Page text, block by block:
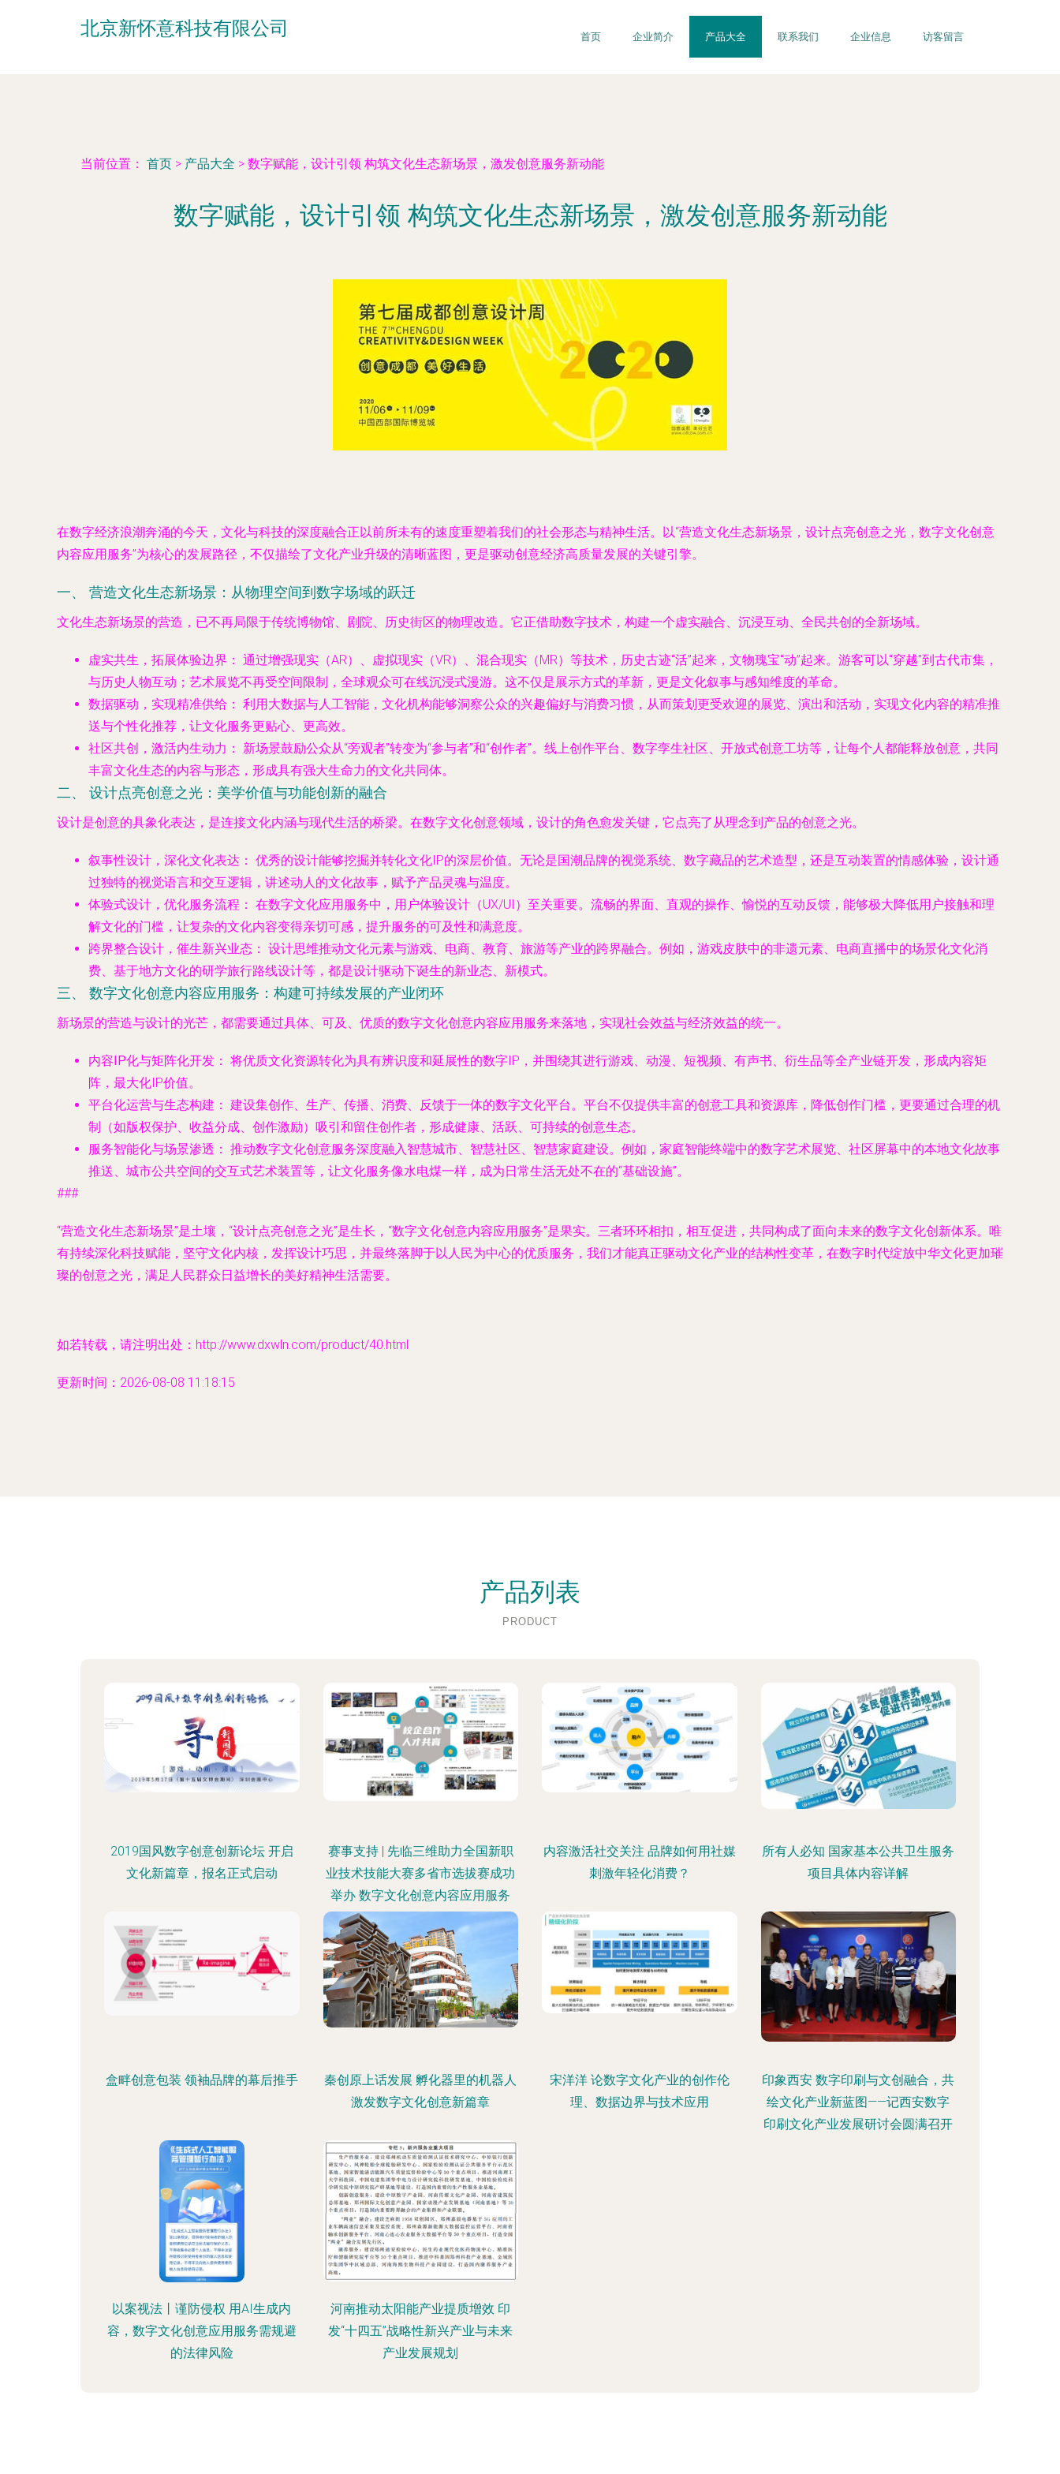
北京新怀意科技有限公司 首页 企业简介 产品大全 联系我们 企业信息 访客留言
当前位置： 首页 > 产品大全 > 数字赋能，设计引领 构筑文化生态新场景，激发创意服务新动能
数字赋能，设计引领 构筑文化生态新场景，激发创意服务新动能
在数字经济浪潮奔涌的今天，文化与科技的深度融合正以前所未有的速度重塑着我们的社会形态与精神生活。以“营造文化生态新场景，设计点亮创意之光，数字文化创意
内容应用服务”为核心的发展路径，不仅描绘了文化产业升级的清晰蓝图，更是驱动创意经济高质量发展的关键引擎。
一、 营造文化生态新场景：从物理空间到数字场域的跃迁
文化生态新场景的营造，已不再局限于传统博物馆、剧院、历史街区的物理改造。它正借助数字技术，构建一个虚实融合、沉浸互动、全民共创的全新场域。
虚实共生，拓展体验边界： 通过增强现实（AR）、虚拟现实（VR）、混合现实（MR）等技术，历史古迹“活”起来，文物瑰宝“动”起来。游客可以“穿越”到古代市集，
与历史人物互动；艺术展览不再受空间限制，全球观众可在线沉浸式漫游。这不仅是展示方式的革新，更是文化叙事与感知维度的革命。
数据驱动，实现精准供给： 利用大数据与人工智能，文化机构能够洞察公众的兴趣偏好与消费习惯，从而策划更受欢迎的展览、演出和活动，实现文化内容的精准推
送与个性化推荐，让文化服务更贴心、更高效。
社区共创，激活内生动力：
新场景鼓励公众从“旁观者”转变为“参与者”和“创作者”。线上创作平台、数字孪生社区、开放式创意工坊等，让每个人都能释放创意，共同
丰富文化生态的内容与形态，形成具有强大生命力的文化共同体。
二、 设计点亮创意之光：美学价值与功能创新的融合
设计是创意的具象化表达，是连接文化内涵与现代生活的桥梁。在数字文化创意领域，设计的角色愈发关键，它点亮了从理念到产品的创意之光。
叙事性设计，深化文化表达： 优秀的设计能够挖掘并转化文化IP的深层价值。无论是国潮品牌的视觉系统、数字藏品的艺术造型，还是互动装置的情感体验，设计通
过独特的视觉语言和交互逻辑，讲述动人的文化故事，赋予产品灵魂与温度。
体验式设计，优化服务流程： 在数字文化应用服务中，用户体验设计（UX/UI）至关重要。流畅的界面、直观的操作、愉悦的互动反馈，能够极大降低用户接触和理
解文化的门槛，让复杂的文化内容变得亲切可感，提升服务的可及性和满意度。
跨界整合设计，催生新兴业态： 设计思维推动文化元素与游戏、电商、教育、旅游等产业的跨界融合。例如，游戏皮肤中的非遗元素、电商直播中的场景化文化消
费、基于地方文化的研学旅行路线设计等，都是设计驱动下诞生的新业态、新模式。
三、 数字文化创意内容应用服务：构建可持续发展的产业闭环
新场景的营造与设计的光芒，都需要通过具体、可及、优质的数字文化创意内容应用服务来落地，实现社会效益与经济效益的统一。
内容IP化与矩阵化开发： 将优质文化资源转化为具有辨识度和延展性的数字IP，并围绕其进行游戏、动漫、短视频、有声书、衍生品等全产业链开发，形成内容矩
阵，最大化IP价值。
平台化运营与生态构建： 建设集创作、生产、传播、消费、反馈于一体的数字文化平台。平台不仅提供丰富的创意工具和资源库，降低创作门槛，更要通过合理的机
制（如版权保护、收益分成、创作激励）吸引和留住创作者，形成健康、活跃、可持续的创意生态。
服务智能化与场景渗透： 推动数字文化创意服务深度融入智慧城市、智慧社区、智慧家庭建设。例如，家庭智能终端中的数字艺术展览、社区屏幕中的本地文化故事
推送、城市公共空间的交互式艺术装置等，让文化服务像水电煤一样，成为日常生活无处不在的“基础设施”。
###
“营造文化生态新场景”是土壤，“设计点亮创意之光”是生长，“数字文化创意内容应用服务”是果实。三者环环相扣，相互促进，共同构成了面向未来的数字文化创新体系。唯
有持续深化科技赋能，坚守文化内核，发挥设计巧思，并最终落脚于以人民为中心的优质服务，我们才能真正驱动文化产业的结构性变革，在数字时代绽放中华文化更加璀
璨的创意之光，满足人民群众日益增长的美好精神生活需要。
如若转载，请注明出处：http://www.dxwln.com/product/40.html
更新时间：2026-08-08 11:18:15
产品列表
PRODUCT
2019国风数字创意创新论坛 开启
文化新篇章，报名正式启动
赛事支持 | 先临三维助力全国新职
业技术技能大赛多省市选拔赛成功
举办 数字文化创意内容应用服务
内容激活社交关注 品牌如何用社媒
刺激年轻化消费？
所有人必知 国家基本公共卫生服务
项目具体内容详解
盒畔创意包装 领袖品牌的幕后推手
秦创原上话发展 孵化器里的机器人
激发数字文化创意新篇章
宋洋洋 论数字文化产业的创作伦
理、数据边界与技术应用
印象西安 数字印刷与文创融合，共
绘文化产业新蓝图——记西安数字
印刷文化产业发展研讨会圆满召开
以案视法丨谨防侵权 用AI生成内
容，数字文化创意应用服务需规避
的法律风险
河南推动太阳能产业提质增效 印
发“十四五”战略性新兴产业与未来
产业发展规划